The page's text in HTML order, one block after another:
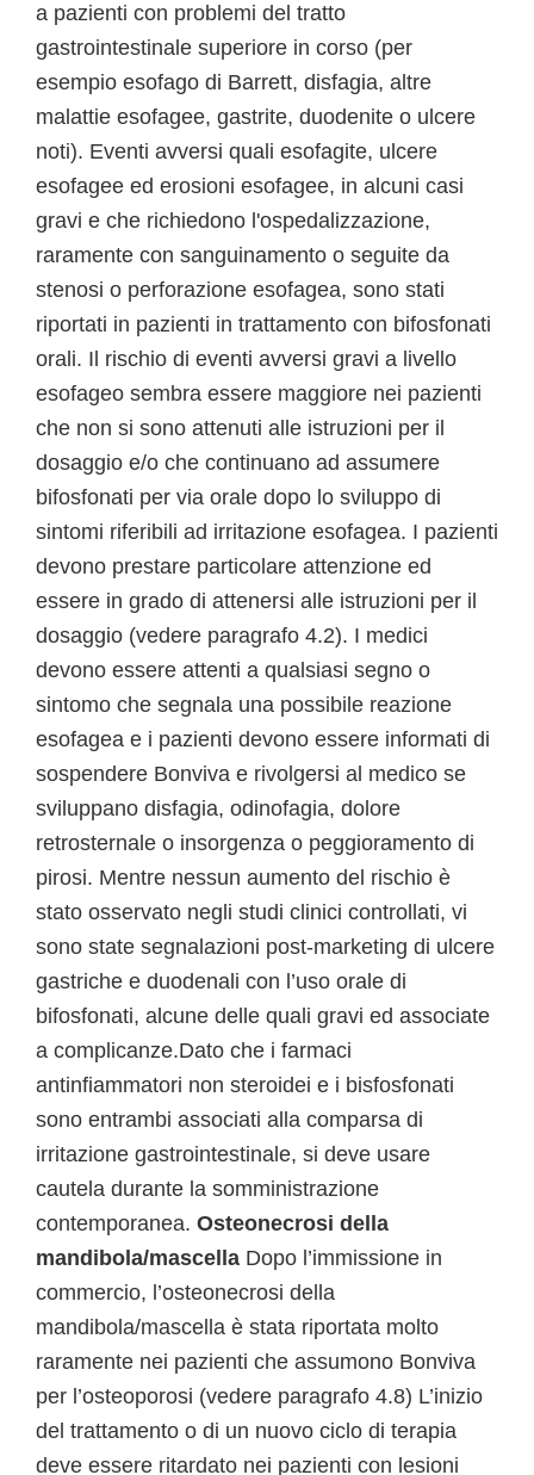
a pazienti con problemi del tratto
gastrointestinale superiore in corso (per
esempio esofago di Barrett, disfagia, altre
malattie esofagee, gastrite, duodenite o ulcere
noti). Eventi avversi quali esofagite, ulcere
esofagee ed erosioni esofagee, in alcuni casi
gravi e che richiedono l'ospedalizzazione,
raramente con sanguinamento o seguite da
stenosi o perforazione esofagea, sono stati
riportati in pazienti in trattamento con bifosfonati
orali. Il rischio di eventi avversi gravi a livello
esofageo sembra essere maggiore nei pazienti
che non si sono attenuti alle istruzioni per il
dosaggio e/o che continuano ad assumere
bifosfonati per via orale dopo lo sviluppo di
sintomi riferibili ad irritazione esofagea. I pazienti
devono prestare particolare attenzione ed
essere in grado di attenersi alle istruzioni per il
dosaggio (vedere paragrafo 4.2). I medici
devono essere attenti a qualsiasi segno o
sintomo che segnala una possibile reazione
esofagea e i pazienti devono essere informati di
sospendere Bonviva e rivolgersi al medico se
sviluppano disfagia, odinofagia, dolore
retrosternale o insorgenza o peggioramento di
pirosi. Mentre nessun aumento del rischio è
stato osservato negli studi clinici controllati, vi
sono state segnalazioni post-marketing di ulcere
gastriche e duodenali con l’uso orale di
bifosfonati, alcune delle quali gravi ed associate
a complicanze.Dato che i farmaci
antinfiammatori non steroidei e i bisfosfonati
sono entrambi associati alla comparsa di
irritazione gastrointestinale, si deve usare
cautela durante la somministrazione
contemporanea. Osteonecrosi della
mandibola/mascella Dopo l’immissione in
commercio, l’osteonecrosi della
mandibola/mascella è stata riportata molto
raramente nei pazienti che assumono Bonviva
per l’osteoporosi (vedere paragrafo 4.8) L’inizio
del trattamento o di un nuovo ciclo di terapia
deve essere ritardato nei pazienti con lesioni